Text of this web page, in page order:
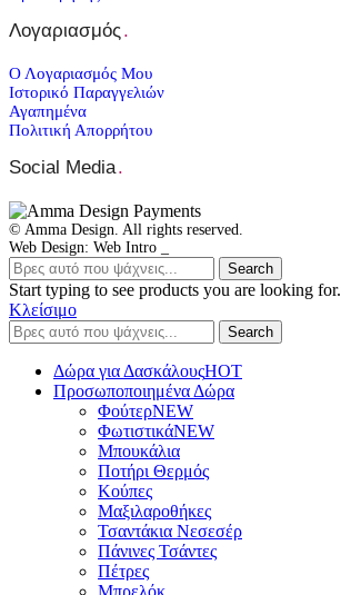
Λογαριασμός.
Ο Λογαριασμός Μου
Ιστορικό Παραγγελιών
Αγαπημένα
Πολιτική Απορρήτου
Social Media.
© Amma Design. All rights reserved.
Web Design: Web Intro _
Search
Start typing to see products you are looking for.
Κλείσιμο
Search
Δώρα για ΔασκάλουςHOT
Προσωποποιημένα Δώρα
ΦούτερNEW
ΦωτιστικάNEW
Μπουκάλια
Ποτήρι Θερμός
Κούπες
Μαξιλαροθήκες
Τσαντάκια Νεσεσέρ
Πάνινες Τσάντες
Πέτρες
Μπρελόκ